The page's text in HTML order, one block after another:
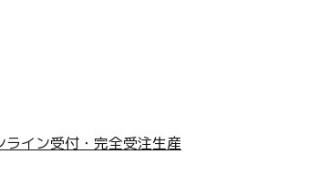
ライン受付・完全受注生産